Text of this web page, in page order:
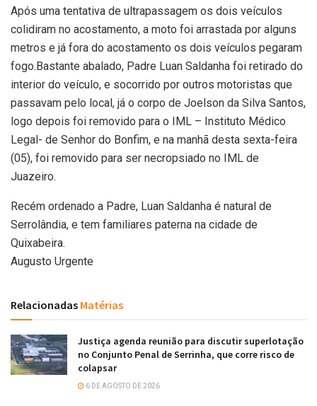
Após uma tentativa de ultrapassagem os dois veículos
colidiram no acostamento, a moto foi arrastada por alguns
metros e já fora do acostamento os dois veículos pegaram
fogo.Bastante abalado, Padre Luan Saldanha foi retirado do
interior do veículo, e socorrido por outros motoristas que
passavam pelo local, já o corpo de Joelson da Silva Santos,
logo depois foi removido para o IML – Instituto Médico
Legal- de Senhor do Bonfim, e na manhã desta sexta-feira
(05), foi removido para ser necropsiado no IML de
Juazeiro.
Recém ordenado a Padre, Luan Saldanha é natural de
Serrolândia, e tem familiares paterna na cidade de
Quixabeira.
Augusto Urgente
Relacionadas Matérias
Justiça agenda reunião para discutir superlotação
no Conjunto Penal de Serrinha, que corre risco de
colapsar
6 DE AGOSTO DE 2026